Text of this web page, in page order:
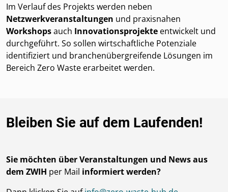
Im Verlauf des Projekts werden neben
Netzwerkveranstaltungen und praxisnahen
Workshopsauch Innovationsprojekte entwickelt und
durchgeführt. So sollen wirtschaftliche Potenziale
identifiziert und branchenübergreifende Lösungen im
Bereich Zero Waste erarbeitet werden.
Bleiben Sie auf dem Laufenden!
Sie möchten über Veranstaltungen und News aus
dem ZWIH per Mail informiert werden?